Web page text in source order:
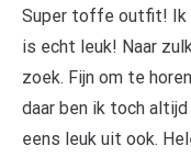
Super toffe outfit! Ik
is echt leuk! Naar
zoek. Fijn om te
daar ben ik toch
eens leuk uit ook.